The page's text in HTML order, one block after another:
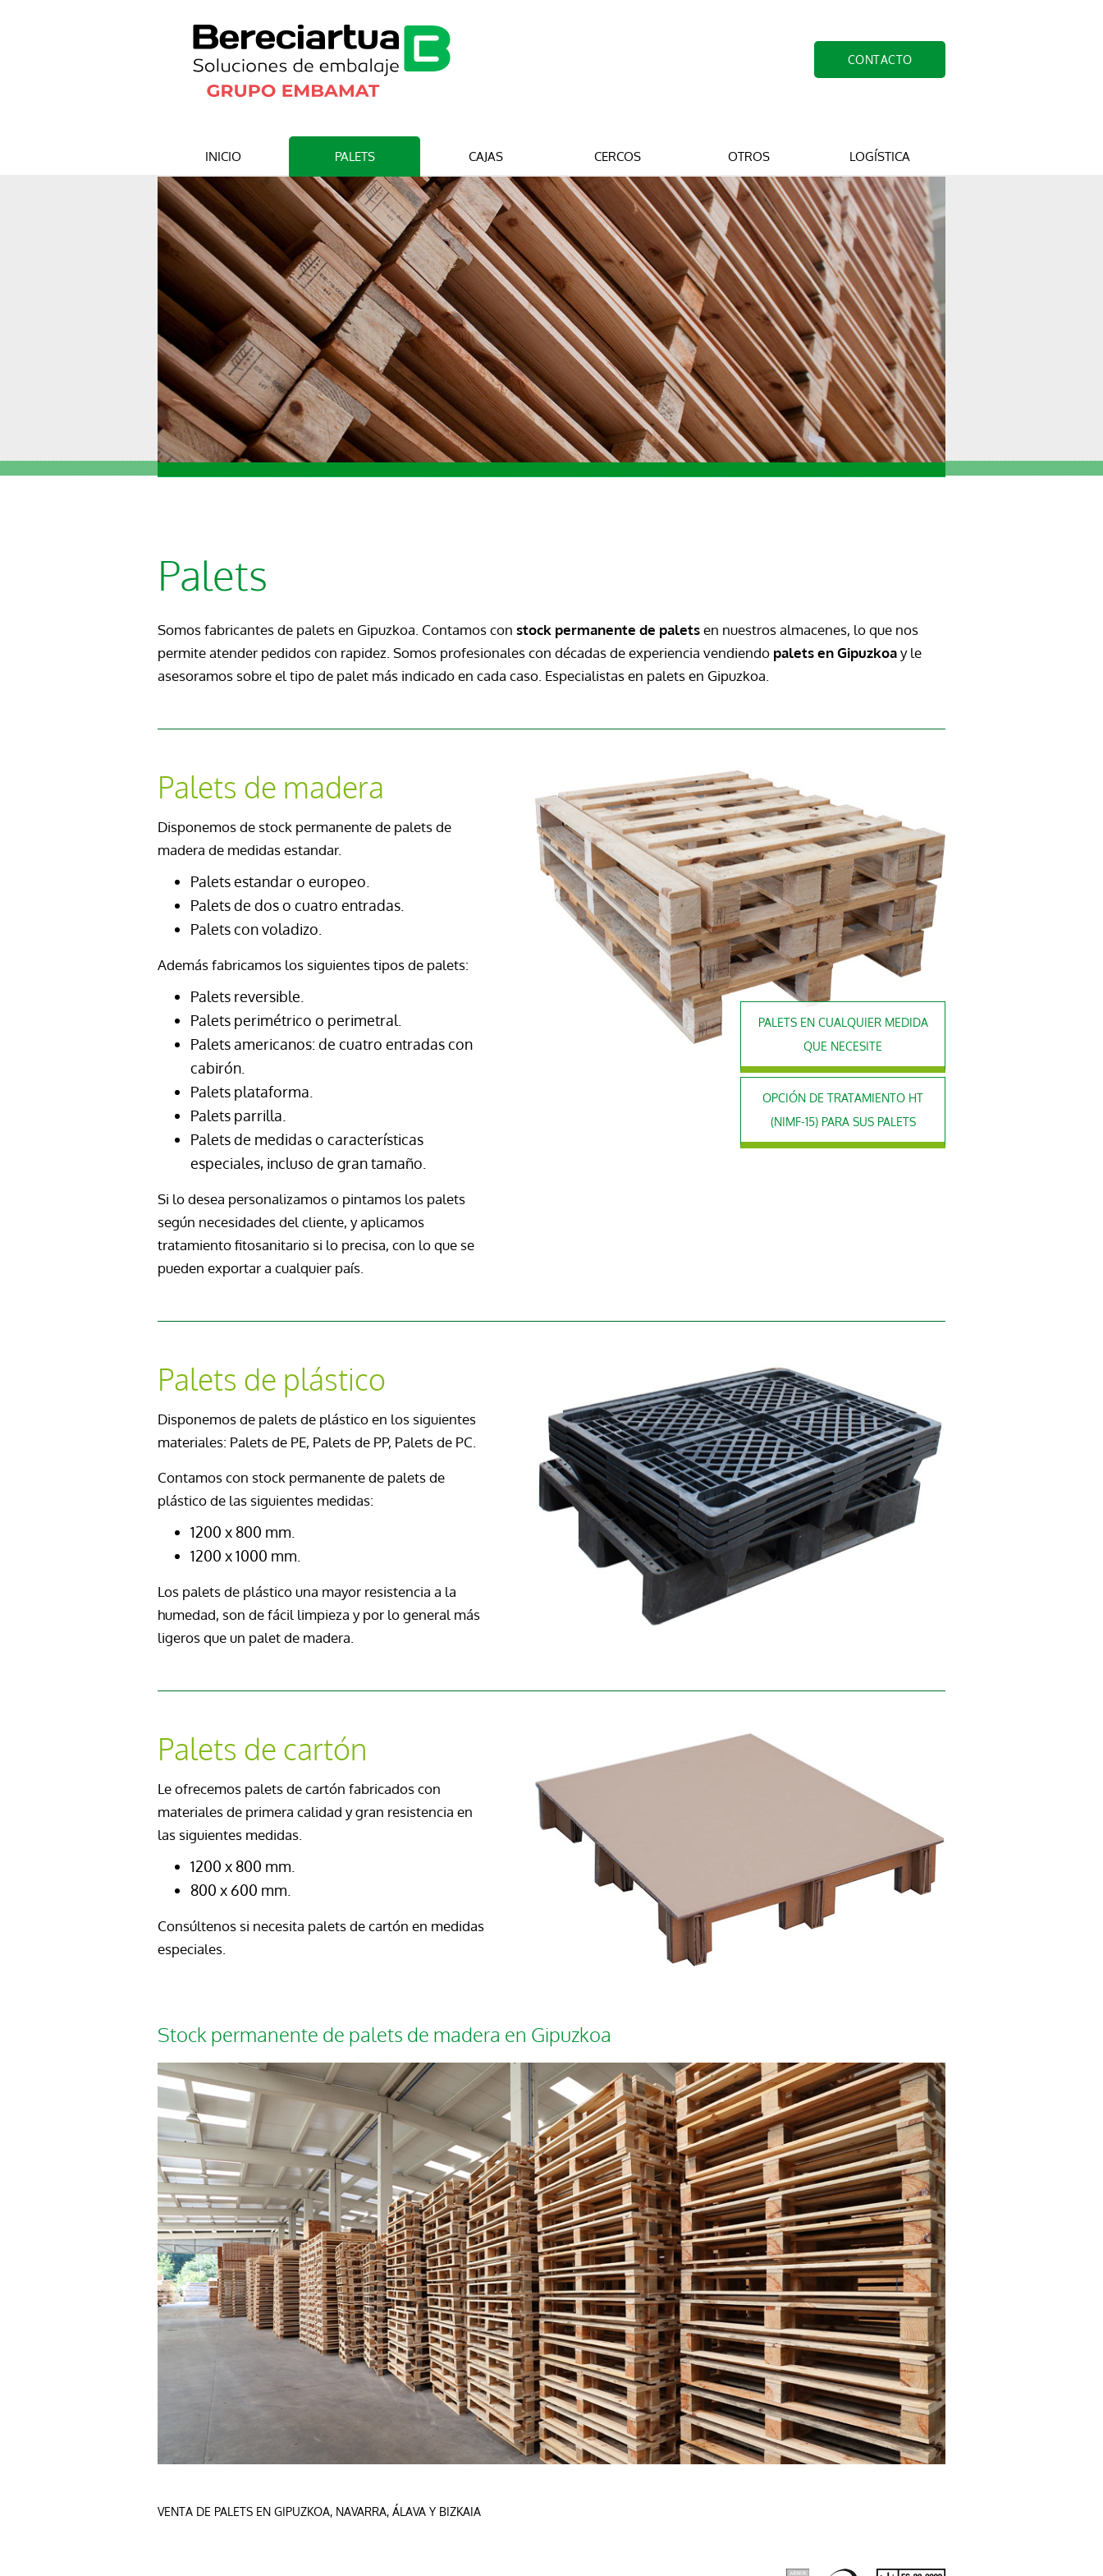
CONTACTO
INICIO PALETS CAJAS CERCOS OTROS LOGÍSTICA
Palets
Somosfabricantes de palets en Gipuzkoa . Contamos con stock permanente de paletsen nuestros almacenes, lo que nos
permite atender pedidos con rapidez. Somos profesionales con décadas de experiencia vendiendo palets en Gipuzkoay le
asesoramos sobre el tipo de palet más indicado en cada caso. Especialistas en palets en Gipuzkoa.
Palets de madera
Disponemos de stock permanente de palets de
madera de medidas estandar.
Palets estandar o europeo.
Palets de dos o cuatro entradas.
Palets con voladizo.
Además fabricamos los siguientes tipos de palets:
Palets reversible.
Palets perimétrico o perimetral.
Palets americanos: de cuatro entradas con
cabirón.
Palets plataforma.
Palets parrilla.
Palets de medidas o características
especiales, incluso de gran tamaño.
Si lo desea personalizamos o pintamos los palets
según necesidades del cliente, y aplicamos
tratamiento fitosanitario si lo precisa, con lo que se
pueden exportar a cualquier país.
PALETS EN CUALQUIER MEDIDA
QUE NECESITE
OPCIÓN DE TRATAMIENTO HT
(NIMF-15) PARA SUS PALETS
Palets de plástico
Disponemos de palets de plástico en los siguientes
materiales: Palets de PE, Palets de PP, Palets de PC.
Contamos con stock permanente de palets de
plástico de las siguientes medidas:
1200 x 800 mm.
1200 x 1000 mm.
Los palets de plástico una mayor resistencia a la
humedad, son de fácil limpieza y por lo general más
ligeros que un palet de madera.
Palets de cartón
Le ofrecemos palets de cartón fabricados con
materiales de primera calidad y gran resistencia en
las siguientes medidas.
1200 x 800 mm.
800 x 600 mm.
Consúltenos si necesita palets de cartón en medidas
especiales.
Stock permanente de palets de madera en Gipuzkoa
VENTA DE PALETS EN GIPUZKOA, NAVARRA, ÁLAVA Y BIZKAIA